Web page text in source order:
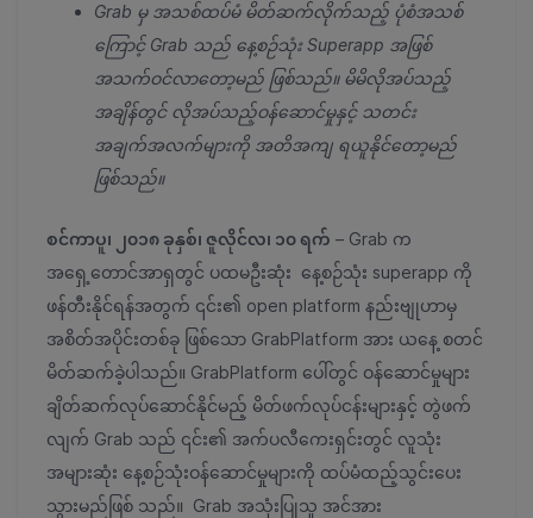
Grab မှ အသစ်ထပ်မံ မိတ်ဆက်လိုက်သည့် ပုံစံအသစ်
ကြောင့် Grab သည် နေ့စဉ်သုံး Superapp အဖြစ်
အသက်ဝင်လာတော့မည် ဖြစ်သည်။ မိမိလိုအပ်သည့်
အချိန်တွင် လိုအပ်သည့်ဝန်ဆောင်မှုနှင့် သတင်း
အချက်အလက်များကို အတိအကျ ရယူနိုင်တော့မည်
ဖြစ်သည်။
စင်ကာပူ၊ ၂၀၁၈ ခုနှစ်၊ ဇူလိုင်လ၊ ၁၀ ရက် – Grab က
အရှေ့တောင်အာရှတွင် ပထမဦးဆုံး နေ့စဉ်သုံး superapp ကို
ဖန်တီးနိုင်ရန်အတွက် ၎င်း၏ open platform နည်းဗျုဟာမှ
အစိတ်အပိုင်းတစ်ခု ဖြစ်သော GrabPlatform အား ယနေ့ စတင်
မိတ်ဆက်ခဲ့ပါသည်။ GrabPlatform ပေါ်တွင် ဝန်ဆောင်မှုများ
ချိတ်ဆက်လုပ်ဆောင်နိုင်မည့် မိတ်ဖက်လုပ်ငန်းများနှင့် တွဲဖက်
လျက် Grab သည် ၎င်း၏ အက်ပလီကေးရှင်းတွင် လူသုံး
အများဆုံး နေ့စဉ်သုံးဝန်ဆောင်မှုများကို ထပ်မံထည့်သွင်းပေး
သွားမည်ဖြစ် သည်။ Grab အသုံးပြုသူ အင်အား